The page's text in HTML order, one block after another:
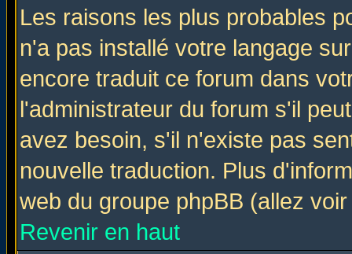
Les raisons les plus probables
n'a pas installé votre langage
encore traduit ce forum dans
l'administrateur du forum s'il
avez besoin, s'il n'existe pas
nouvelle traduction. Plus
web du groupe phpBB (allez
Revenir en haut